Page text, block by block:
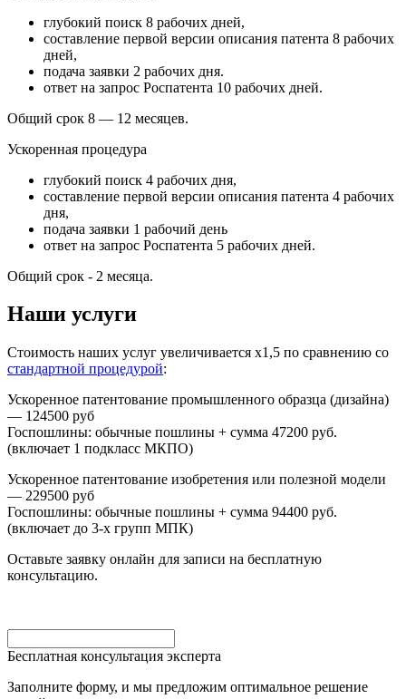
глубокий поиск 8 рабочих дней,
составление первой версии описания патента 8 рабочих
дней,
подача заявки 2 рабочих дня.
ответ на запрос Роспатента 10 рабочих дней.
Общий срок 8 — 12 месяцев.
Ускоренная процедура
глубокий поиск 4 рабочих дня,
составление первой версии описания патента 4 рабочих
дня,
подача заявки 1 рабочий день
ответ на запрос Роспатента 5 рабочих дней.
Общий срок - 2 месяца.
Наши услуги
Стоимость наших услуг увеличивается х1,5 по сравнению со
стандартной процедурой:
Ускоренное патентование промышленного образца (дизайна)
— 124500 руб
Госпошлины: обычные пошлины + сумма 47200 руб.
(включает 1 подкласс МКПО)
Ускоренное патентование изобретения или полезной модели
— 229500 руб
Госпошлины: обычные пошлины + сумма 94400 руб.
(включает до 3-х групп МПК)
Оставьте заявку онлайн для записи на бесплатную
консультацию.
Бесплатная консультация эксперта
Заполните форму, и мы предложим оптимальное решение